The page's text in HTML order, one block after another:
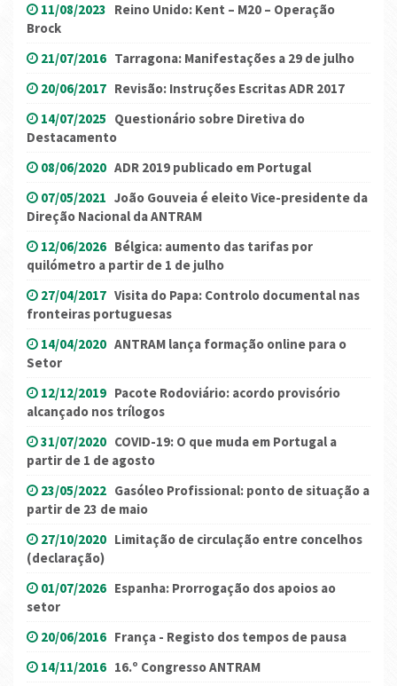
11/08/2023 Reino Unido: Kent – M20 – Operação
Brock
21/07/2016 Tarragona: Manifestações a 29 de julho
20/06/2017 Revisão: Instruções Escritas ADR 2017
14/07/2025 Questionário sobre Diretiva do
Destacamento
08/06/2020 ADR 2019 publicado em Portugal
07/05/2021 João Gouveia é eleito Vice-presidente da
Direção Nacional da ANTRAM
12/06/2026 Bélgica: aumento das tarifas por
quilómetro a partir de 1 de julho
27/04/2017 Visita do Papa: Controlo documental nas
fronteiras portuguesas
14/04/2020 ANTRAM lança formação online para o
Setor
12/12/2019 Pacote Rodoviário: acordo provisório
alcançado nos trílogos
31/07/2020 COVID-19: O que muda em Portugal a
partir de 1 de agosto
23/05/2022 Gasóleo Profissional: ponto de situação a
partir de 23 de maio
27/10/2020 Limitação de circulação entre concelhos
(declaração)
01/07/2026 Espanha: Prorrogação dos apoios ao
setor
20/06/2016 França - Registo dos tempos de pausa
14/11/2016 16.º Congresso ANTRAM